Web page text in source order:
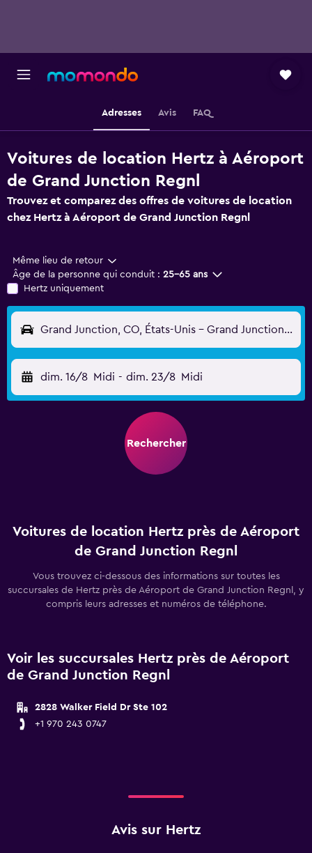
Adresses Avis FAQ
Voitures de location Hertz à Aéroport
de Grand Junction Regnl
Trouvez et comparez des offres de voitures de location
chez Hertz à Aéroport de Grand Junction Regnl
Même lieu de retour
Âge de la personne qui conduit : 25-65 ans
Hertz uniquement
Grand Junction, CO, États-Unis - Grand Junction Regnl (GJT)
dim. 16/8 Midi - dim. 23/8 Midi
Rechercher
Voitures de location Hertz près de Aéroport
de Grand Junction Regnl
Vous trouvez ci-dessous des informations sur toutes les
succursales de Hertz près de Aéroport de Grand Junction Regnl, y
compris leurs adresses et numéros de téléphone.
Voir les succursales Hertz près de Aéroport
de Grand Junction Regnl
2828 Walker Field Dr Ste 102
+1 970 243 0747
Avis sur Hertz